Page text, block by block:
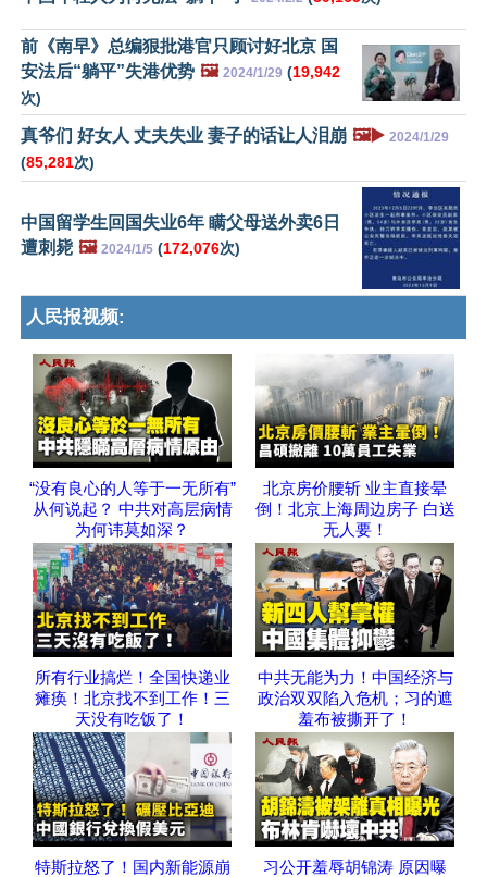
前《南早》总编狠批港官只顾讨好北京 国
安法后“躺平”失港优势 🖼️ 2024/1/29 (19,942
次)
真爷们 好女人 丈夫失业 妻子的话让人泪崩 🖼️▶️ 2024/1/29
(85,281次)
中国留学生回国失业6年 瞒父母送外卖6日
遭刺毙 🖼️ 2024/1/5 (172,076次)
人民报视频:
“没有良心的人等于一无所有”
从何说起？ 中共对高层病情
为何讳莫如深？
北京房价腰斩 业主直接晕
倒！北京上海周边房子 白送
无人要！
所有行业搞烂！全国快递业
瘫痪！北京找不到工作！三
天没有吃饭了！
中共无能为力！中国经济与
政治双双陷入危机；习的遮
羞布被撕开了！
特斯拉怒了！国内新能源崩
习公开羞辱胡锦涛 原因曝